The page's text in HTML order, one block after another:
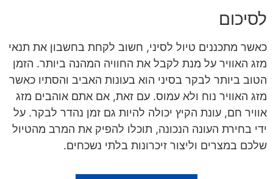
לסיכום
כאשר מתכננים טיול לסיני, חשוב לקחת בחשבון את תנאי
מזג האוויר על מנת לקבל את החוויה המהנה ביותר. הזמן
הטוב ביותר לבקר בסיני הוא בעונות האביב והסתיו כאשר
מזג האוויר נוח ולא עמוס. עם זאת, אם אתם אוהבים מזג
אוויר חם, עונת הקיץ יכולה להיות גם זמן נהדר לבקר. על
ידי בחירת העונה הנכונה, תוכלו להפיק את המרב מהטיול
שלכם במצרים וליצור זיכרונות בלתי נשכחים.